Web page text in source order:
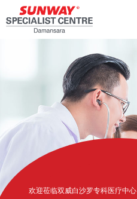
欢迎莅临双威白沙罗专科医疗中心